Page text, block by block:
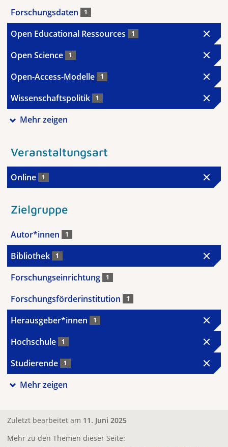
Forschungsdaten 1
Open Educational Ressources 1
Open Science 1
Open-Access-Modelle 1
Wissenschaftspolitik 1
Mehr zeigen
Veranstaltungsart
Online 1
Zielgruppe
Autor*innen 1
Bibliothek 1
Forschungseinrichtung 1
Forschungsförderinstitution 1
Herausgeber*innen 1
Hochschule 1
Studierende 1
Mehr zeigen
Zuletzt bearbeitet am 11. Juni 2025
Mehr zu den Themen dieser Seite: